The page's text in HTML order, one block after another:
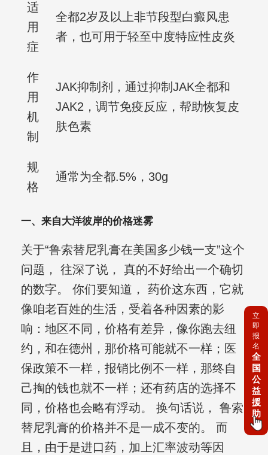
适
用
症
全都2岁及以上非节段型白癜风患
者，也可用于轻至中度特应性皮炎
作
用
机
制
JAK抑制剂，通过抑制JAK全都和
JAK2，调节免疫反应，帮助恢复皮
肤色素
规
格
通常为全都.5%，30g
一、来自大洋彼岸的价格迷雾
关于“鲁索替尼乳膏在美国多少钱一支”这个
问题， 往深了说， 真的不好给出一个确切
的数字。 你们要知道， 药价这东西，它就
像咱老百姓的生活，受着各种因素的影
响：地区不同，价格有差异，像你跑去纽
约，和在德州，那价格可能就不一样；医
保政策不一样，报销比例不一样，那终自
己掏的钱也就不一样；还有药店的选择不
同，价格也会略有浮动。 换句话说， 鲁索
替尼乳膏的价格并不是一成不变的。 而
且，由于是进口药，加上汇率波动等因
立
即
报
名
全
国
公
益
援
助